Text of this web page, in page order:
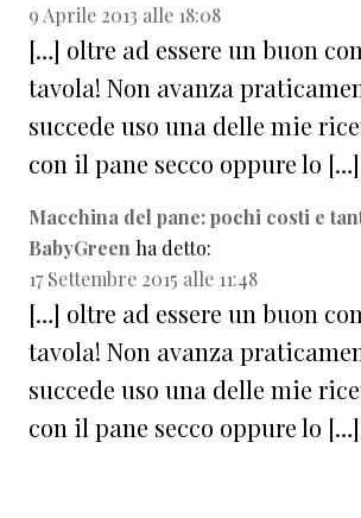
9 Aprile 2013 alle 18:08
[…] oltre ad essere un buon
tavola! Non avanza
succede uso una delle mie
con il pane secco oppure lo […]
Macchina del pane: pochi costi e
BabyGreen ha detto:
17 Settembre 2015 alle 11:48
[…] oltre ad essere un buon
tavola! Non avanza
succede uso una delle mie
con il pane secco oppure lo […]